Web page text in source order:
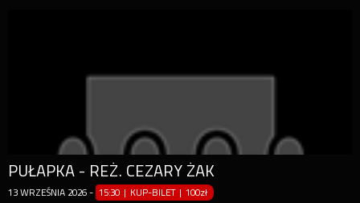
PUŁAPKA - REŻ. CEZARY ŻAK
13 WRZEŚNIA 2026 - 15:30 | KUP-BILET |100zł